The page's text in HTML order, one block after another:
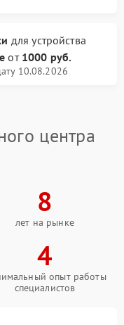
для устройства
от 1000 руб.
10.08.2026
центра
8
лет на рынке
4
опыт работы
специалистов